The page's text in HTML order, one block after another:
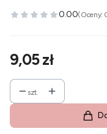
0.00(Oceny:
Cena
9,05 zł
szt.